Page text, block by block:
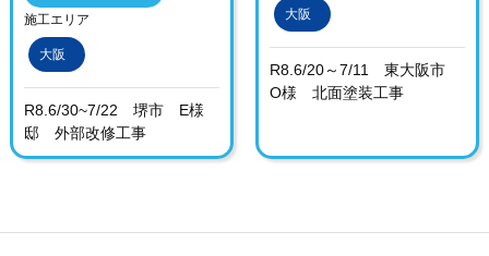
施工エリア
大阪
R8.6/30~7/22 堺市 E様
邸 外部改修工事
大阪
R8.6/20～7/11 東大阪市
O様 北面塗装工事